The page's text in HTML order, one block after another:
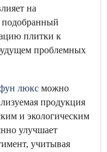
на
подобранный
плитки к
проблемных
люкс можно
продукция
и экологическим
улучшает
учитывая